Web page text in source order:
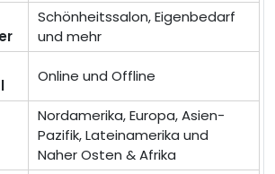
Schönheitssalon, Eigenbedarf
und mehr
Online und Offline
Nordamerika, Europa, Asien-
Pazifik, Lateinamerika und
Naher Osten & Afrika